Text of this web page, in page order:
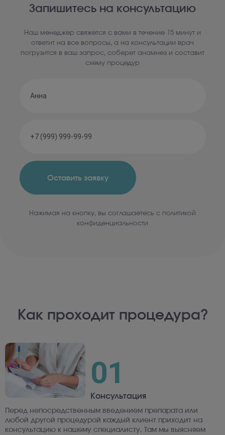
Запишитесь на консультацию
Наш менеджер свяжется с вами в течение 15 минут и
ответит на все вопросы, а на консультации врач
погрузится в ваш запрос, соберет анамнез и составит
схему процедур
Оставить заявку
Нажимая на кнопку, вы соглашаетесь с политикой
конфиденциальности
Как проходит процедура?
01
Консультация
Перед непосредственным введением препарата или
любой другой процедурой каждый клиент приходит на
консультацию к нашему специалисту. Там мы выясняем